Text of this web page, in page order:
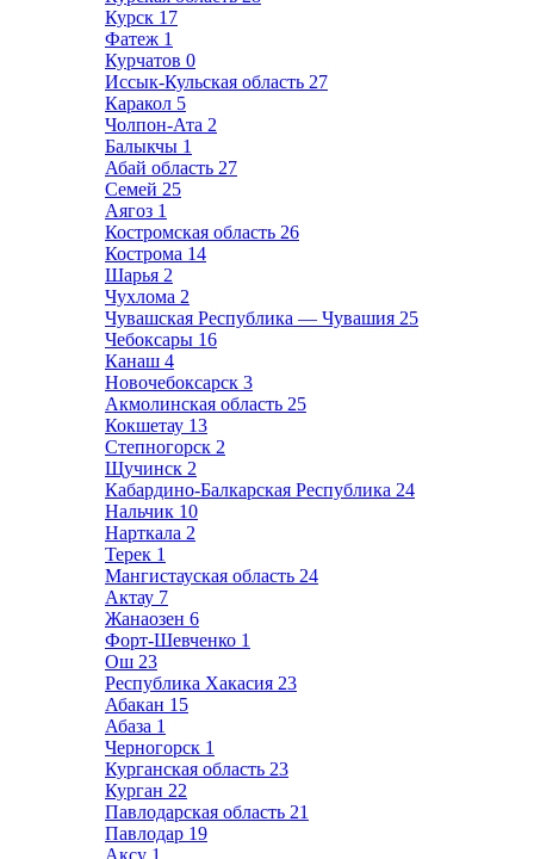
Курск 17
Фатеж 1
Курчатов 0
Иссык-Кульская область 27
Каракол 5
Чолпон-Ата 2
Балыкчы 1
Абай область 27
Семей 25
Аягоз 1
Костромская область 26
Кострома 14
Шарья 2
Чухлома 2
Чувашская Республика — Чувашия 25
Чебоксары 16
Канаш 4
Новочебоксарск 3
Акмолинская область 25
Кокшетау 13
Степногорск 2
Щучинск 2
Кабардино-Балкарская Республика 24
Нальчик 10
Нарткала 2
Терек 1
Мангистауская область 24
Актау 7
Жанаозен 6
Форт-Шевченко 1
Ош 23
Республика Хакасия 23
Абакан 15
Абаза 1
Черногорск 1
Курганская область 23
Курган 22
Павлодарская область 21
Павлодар 19
Аксу 1